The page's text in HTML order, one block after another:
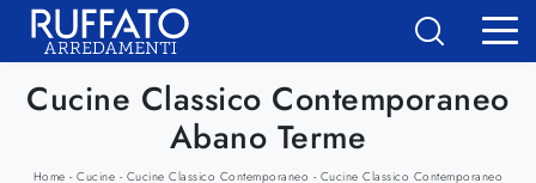
Cucine Classico Contemporaneo
Abano Terme
Home -Cucine - Cucine Classico Contemporaneo - Cucine Classico Contemporaneo